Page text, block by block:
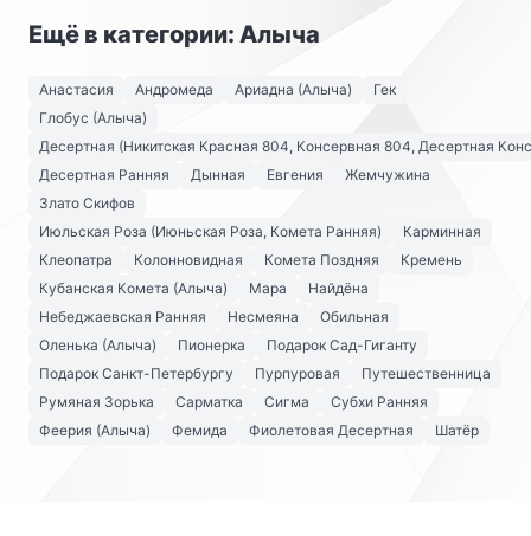
Ещё в категории: Алыча
Анастасия Андромеда Ариадна (Алыча)
Гек
Глобус (Алыча)
Десертная (Никитская Красная 804, Консервная 804, Десертная
Десертная Ранняя
Дынная Евгения
Жемчужина
Злато Скифов
Июльская Роза (Июньская Роза, Комета Ранняя)
Карминная
Клеопатра
Колонновидная Комета Поздняя
Кремень
Кубанская Комета (Алыча)
Мара
Найдёна
Небеджаевская Ранняя
Несмеяна
Обильная
Оленька (Алыча)
Пионерка
Подарок Сад-Гиганту
Подарок Санкт-Петербургу
Пурпуровая
Путешественница
Румяная Зорька
Сарматка Сигма
Субхи Ранняя
Феерия (Алыча)
Фемида Фиолетовая Десертная Шатёр